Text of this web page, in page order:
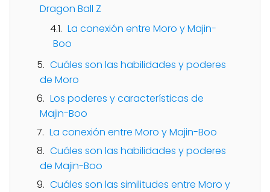
Dragon Ball Z
La conexión entre Moro y Majin-
Boo
Cuáles son las habilidades y poderes
de Moro
Los poderes y características de
Majin-Boo
La conexión entre Moro y Majin-Boo
Cuáles son las habilidades y poderes
de Majin-Boo
Cuáles son las similitudes entre Moro y